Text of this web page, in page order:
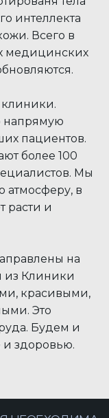
интеллекта
Всего в
медицинских
напрямую
пациентов.
более 100
Мы
атмосферу, в
расти и
на
из Клиники
красивыми,
Это
Будем и
и здоровью.